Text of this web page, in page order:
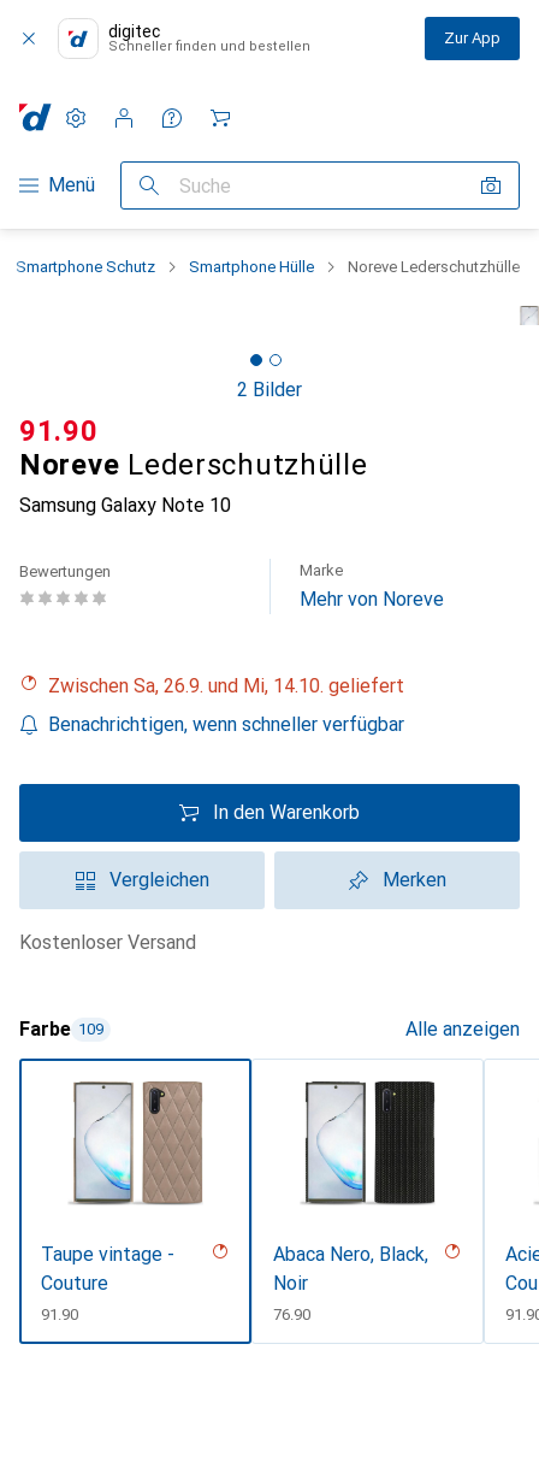
digitec
Schneller finden und bestellen Zur App
Navigation nach Kategorien
Menü Suche
Einstellungen
Kundenkonto
Vergleichslisten
Merklisten
Warenkorb
Smartphone Schutz Smartphone Hülle Noreve Lederschutzhülle
2 Bilder
Noreve Lederschutzhülle
Samsung Galaxy Note 10
CHF
91.90
Bewertungen Marke
Mehr von Noreve
Zwischen Sa, 26.9. und Mi, 14.10. geliefert
Benachrichtigen, wenn schneller verfügbar
In den Warenkorb
Vergleichen Merken
kostenloser Versand
Farbe 109 Alle anzeigen
Taupe vintage -
Couture
CHF
91.90
Abaca Nero, Black,
Noir
CHF
76.90 CHF